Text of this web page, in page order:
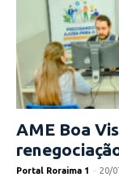
AME Boa
Portal Roraima 1 - 20/